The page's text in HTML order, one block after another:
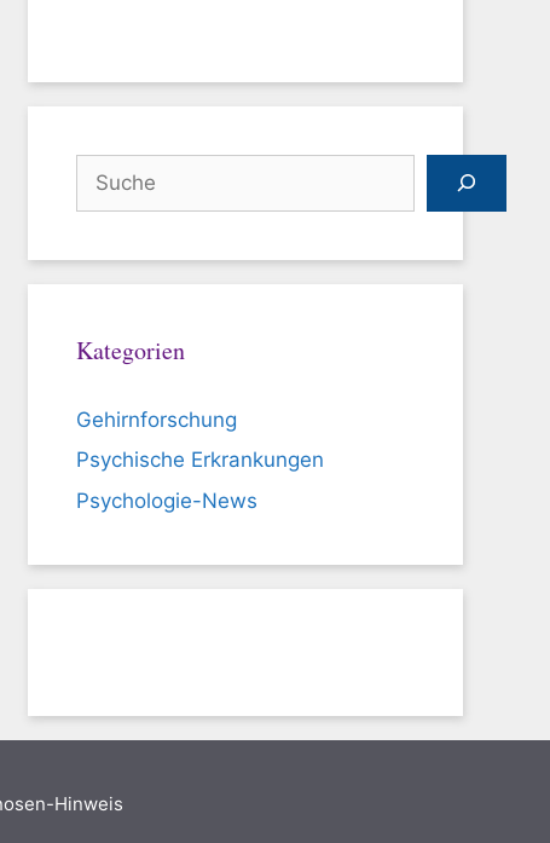
Kategorien
Gehirnforschung
Psychische Erkrankungen
Psychologie-News
Hinweis